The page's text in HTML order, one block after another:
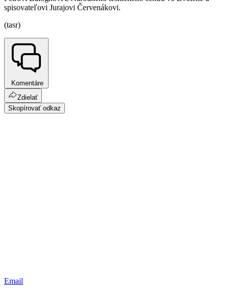
spisovateľovi Jurajovi Červenákovi.
(tasr)
Komentáre
Zdielať
Skopírovať odkaz
Email